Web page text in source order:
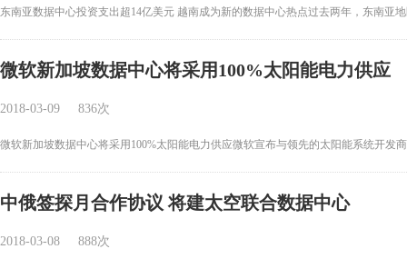
东南亚数据中心投资支出超14亿美元 越南成为新的数据中心热点过去两年，东南亚
微软新加坡数据中心将采用100%太阳能电力供应
2018-03-09 836次
微软新加坡数据中心将采用100%太阳能电力供应微软宣布与领先的太阳能系统开发商
中俄签探月合作协议 将建太空联合数据中心
2018-03-08 888次